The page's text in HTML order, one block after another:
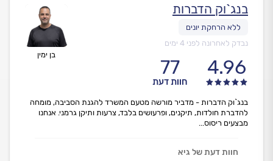
בן ימין
בנג`וק הדברות
נבדק לאחרונה לפני 4 ימים
4.96
77
חוות דעת
בנג`וק הדברות - מדביר מורשה מטעם המשרד להגנת הסביבה, מומחה
להדברת חולדות, תיקנים, ופרעושים בלבד, צרעות ותיקן גרמני. אנחנו
מבצעים ריסוס...
חוות דעת של גיא